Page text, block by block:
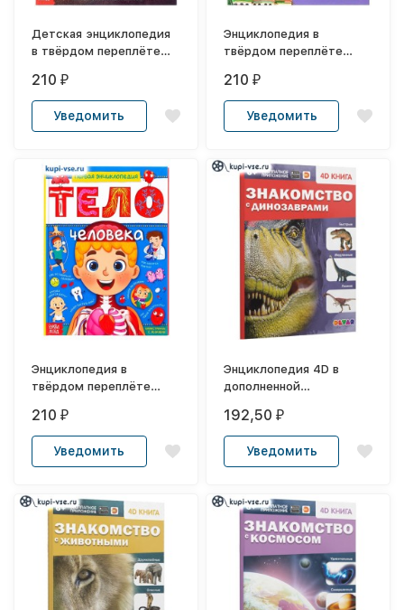
Детская энциклопедия
в твёрдом переплёте
210₽
Уведомить
Энциклопедия в
твёрдом переплёте
света», 48 стр.
210₽
Уведомить
Энциклопедия в
твёрдом переплёте
стр.
210₽
Уведомить
Энциклопедия 4D в
дополненной
«Знакомство с
динозаврами»
192,50₽
Уведомить